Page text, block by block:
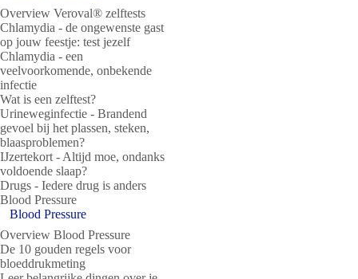
Overview Veroval® zelftests
Chlamydia - de ongewenste gast
op jouw feestje: test jezelf
Chlamydia - een
veelvoorkomende, onbekende
infectie
Wat is een zelftest?
Urineweginfectie - Brandend
gevoel bij het plassen, steken,
blaasproblemen?
IJzertekort - Altijd moe, ondanks
voldoende slaap?
Drugs - Iedere drug is anders
Blood Pressure
Blood Pressure
Overview Blood Pressure
De 10 gouden regels voor
bloeddrukmeting